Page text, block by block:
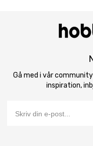
Gå med i vår
inspiration,